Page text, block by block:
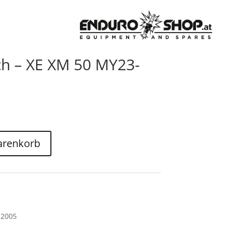
– XE XM 50 MY23-